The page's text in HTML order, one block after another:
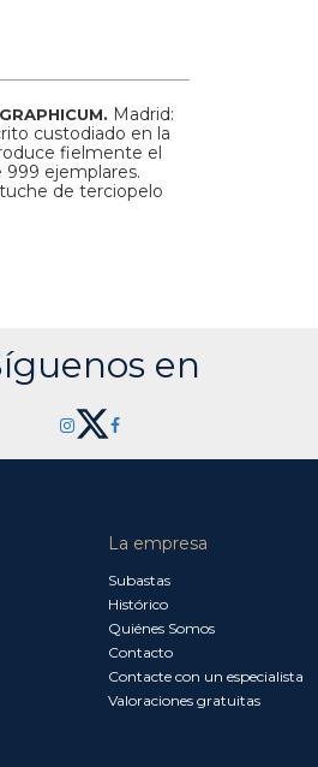
Madrid:
custodiado en la
fielmente el
ejemplares.
de terciopelo
en
La empresa
Subastas
Histórico
Quiénes Somos
Contacto
Contacte con un especialista
Valoraciones gratuitas